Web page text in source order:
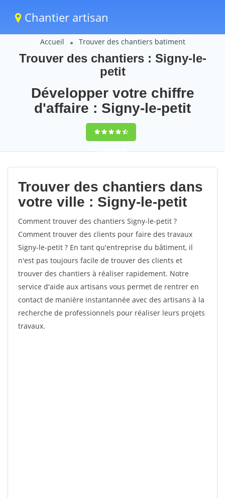
Chantier artisan
Accueil Trouver des chantiers batiment
Trouver des chantiers : Signy-le-
petit
Développer votre chiffre
d'affaire : Signy-le-petit
9,5(100%)64
votes
Trouver des chantiers dans
votre ville : Signy-le-petit
Comment trouver des chantiers Signy-le-petit ?
Comment trouver des clients pour faire des travaux
Signy-le-petit ? En tant qu'entreprise du bâtiment, il
n'est pas toujours facile de trouver des clients et
trouver des chantiers à réaliser rapidement. Notre
service d'aide aux artisans vous permet de rentrer en
contact de manière instantannée avec des artisans à la
recherche de professionnels pour réaliser leurs projets
travaux.